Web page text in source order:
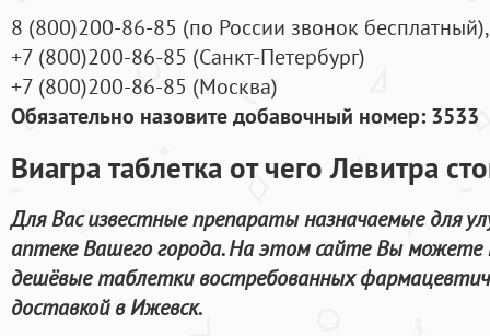
8 (800)200-86-85 (по России звонок бесплатный),
+7 (800)200-86-85 (Санкт-Петербург)
+7 (800)200-86-85 (Москва)
Обязательно назовите добавочный номер: 3533
Виагра таблетка от чего Левитра
Для Вас известные препараты назначаемые для
аптеке Вашего города. На этом сайте Вы можете
дешёвые таблетки востребованных
доставкой в Ижевск.